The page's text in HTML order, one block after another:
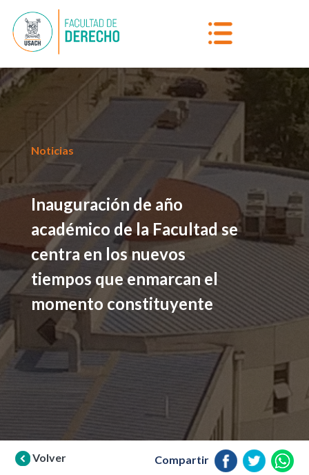
Noticias
Inauguración de año
académico de la Facultad se
centra en los nuevos
tiempos que enmarcan el
momento constituyente
Volver Compartir